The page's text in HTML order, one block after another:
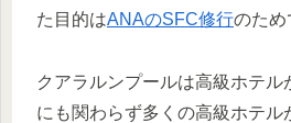
た目的はANAのSFC修行のため
クアラルンプールは高級ホテル
にも関わらず多くの高級ホテル